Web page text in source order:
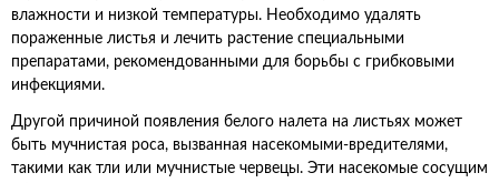
влажности и низкой температуры. Необходимо удалять
пораженные листья и лечить растение специальными
препаратами, рекомендованными для борьбы с грибковыми
инфекциями.
Другой причиной появления белого налета на листьях может
быть мучнистая роса, вызванная насекомыми-вредителями,
такими как тли или мучнистые червецы. Эти насекомые сосущим